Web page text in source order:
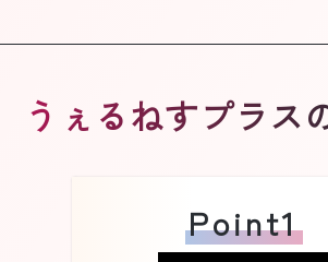
うぇるねすプラス
Point1